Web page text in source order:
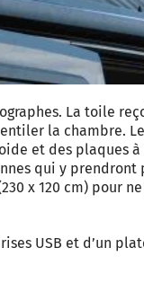
La toile
la chambre.
et des plaques à
qui y prendront
x 120 cm) pour ne
USB et d’un